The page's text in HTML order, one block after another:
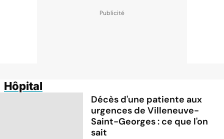
Hôpital
Décès d'une patiente aux
urgences de Villeneuve-
Saint-Georges : ce que l'on
sait